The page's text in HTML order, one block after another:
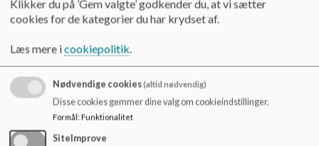
Drøftelse
Flere årgange på Hadbjerg Skole har klasser, hvor
elevtallene er tæt på 28 elever. Skolebestyrelsen
for klassesammenlægninger og klassedelinger. På
dette møde bruger vi ”skole og forældres”
refleksionsskema for principper til at kvalificere
vores drøftelse (udleveres på mødet).
Klikker du på ’Gem valgte’ godkender du, at vi sætter
cookies for de kategorier du har krydset af.
Læs mere icookiepolitik.
Nødvendige cookies(altid nødvendig)
Disse cookies gemmer dine valg om cookieindstillinger.
Formål: Funktionalitet
SiteImprove